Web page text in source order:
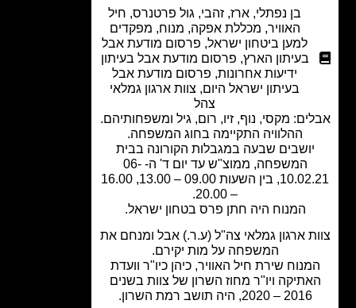
בן נפתלי, ארז, זהבי,גול פרטנרס,חיל
מכללת אפקה,מנוח,מפקדים
למען ביטחון ישראל, פרסום מודעת אבל
בעיתון הארץ,פרסום מודעת אבל בעיתון
ידיעות אחרונות,פרסום מודעת אבל
בעיתון ישראל היום,צוות ארגון גמלאי
מקסי, נוף, זיו, רום, גיל ומשפחותיהם.
ההלוויה התקיימה בחוג המשפחה.
יושבים שבעה במגבלות הקורונה בבית
המשפחה, ממוצ"ש עד יום ד' ה- 06-
10.02.21, בין השעות 09.00 – 13.00, 16.00
המנוח היה חתן פרס בטחון ישראל.
ארגון גמלאי צה"ל (ע.ר.) אבל ומנחם את
המשפחה על מות יקירם.
שירת חיל האוויר, כיהן כיו"ר וועדת
ויו"ר מחוז השרון של צוות בשנים